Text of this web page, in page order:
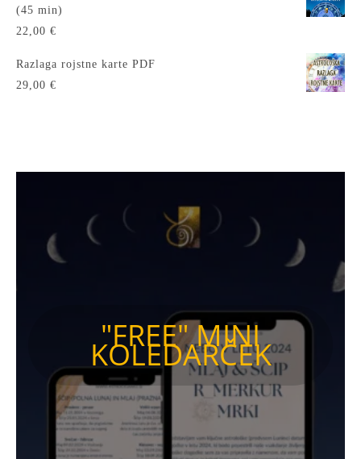
(45 min)
22,00 €
Razlaga rojstne karte PDF
29,00 €
"FREE" MINI
KOLEDARČEK